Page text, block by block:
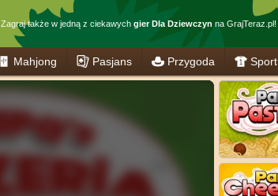
. Zagraj także w jedną z ciekawych gier Dla Dziewczyn na GrajTeraz.pl!
Mahjong Pasjans Przygoda Sport